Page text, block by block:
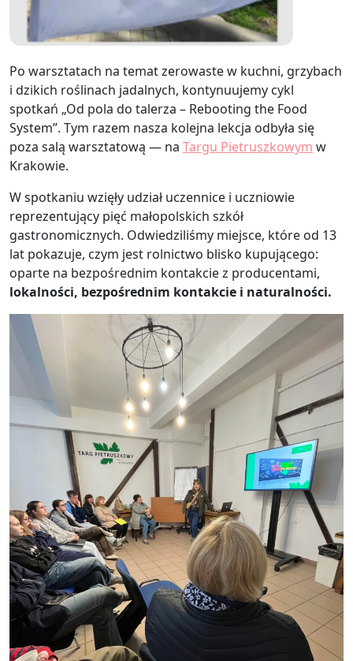
Po warsztatach na temat zerowaste w kuchni, grzybach
i dzikich roślinach jadalnych, kontynuujemy cykl
spotkań „Od pola do talerza – Rebooting the Food
System”. Tym razem nasza kolejna lekcja odbyła się
poza salą warsztatową — na Targu Pietruszkowym w
Krakowie.
W spotkaniu wzięły udział uczennice i uczniowie
reprezentujący pięć małopolskich szkół
gastronomicznych. Odwiedziliśmy miejsce, które od 13
lat pokazuje, czym jest rolnictwo blisko kupującego:
oparte na bezpośrednim kontakcie z producentami,
lokalności, bezpośrednim kontakcie i naturalności.